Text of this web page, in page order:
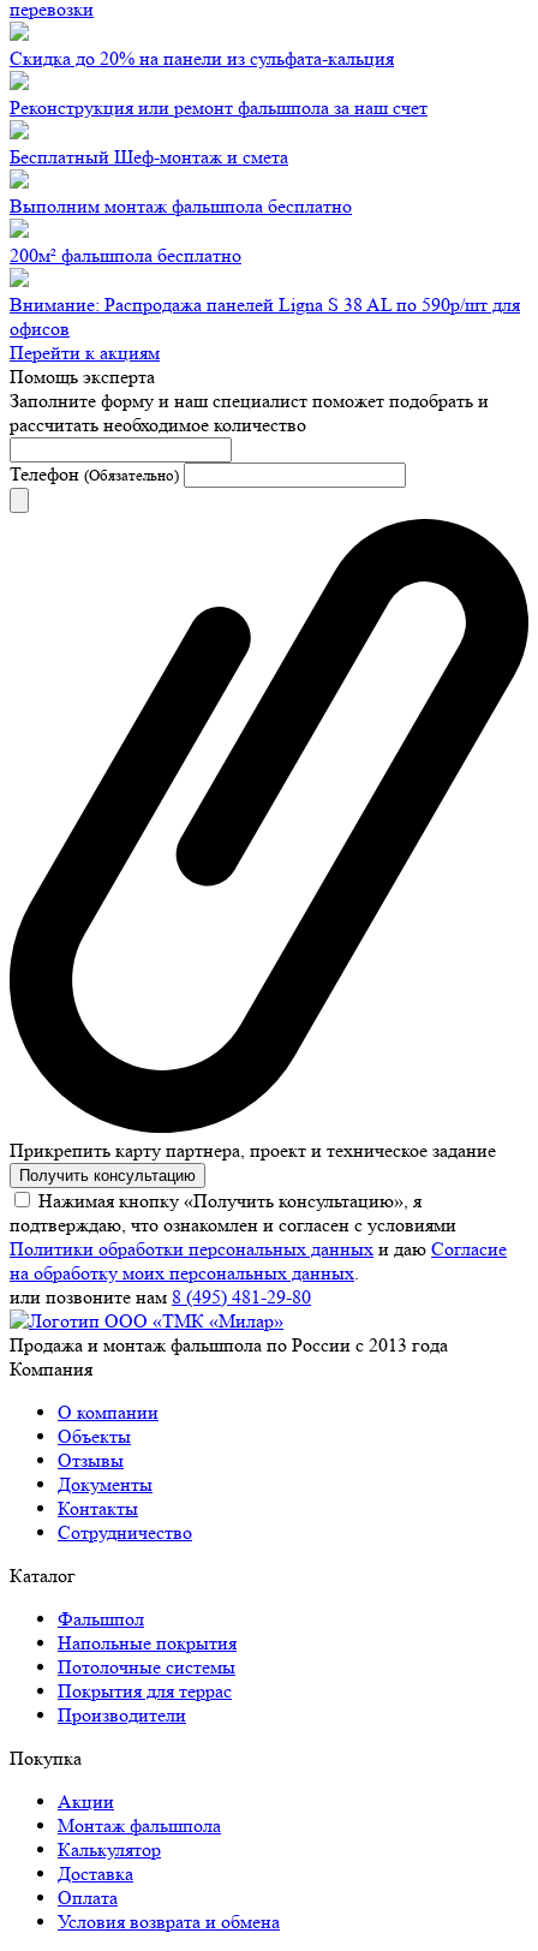
перевозки
Скидка до 20% на панели из сульфата-кальция
Реконструкция или ремонт фальшпола за наш счет
Бесплатный Шеф-монтаж и смета
Выполним монтаж фальшпола бесплатно
200м² фальшпола бесплатно
Внимание: Распродажа панелей Ligna S 38 AL по 590р/шт для
офисов
Перейти к акциям
Помощь эксперта
Заполните форму и наш специалист поможет подобрать и
рассчитать необходимое количество
Телефон (Обязательно)
Прикрепить карту партнера, проект и техническое задание
Получить консультацию
Нажимая кнопку «Получить консультацию», я
подтверждаю, что ознакомлен и согласен с условиями
Политики обработки персональных данных и даю Согласие
на обработку моих персональных данных
или позвоните нам 8 (495) 481-29-80
Продажа и монтаж фальшпола по России с 2013 года
Компания
О компании
Объекты
Отзывы
Документы
Контакты
Сотрудничество
Каталог
Фальшпол
Напольные покрытия
Потолочные системы
Покрытия для террас
Производители
Покупка
Акции
Монтаж фальшпола
Калькулятор
Доставка
Оплата
Условия возврата и обмена